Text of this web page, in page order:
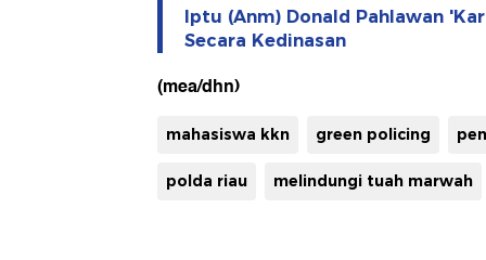
Iptu (Anm) Donald Pahlawan
Secara Kedinasan
(mea/dhn)
mahasiswa kkn green policing
polda riau melindungi tuah marwah